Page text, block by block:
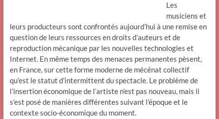
Les
musiciens et
leurs producteurs sont confrontés aujourd’hui à une remise en
question de leurs ressources en droits d’auteurs et de
reproduction mécanique par les nouvelles technologies et
Internet. En même temps des menaces permanentes pèsent,
en France, sur cette forme moderne de mécénat collectif
qu’est le statut d’intermittent du spectacle. Le problème de
l’insertion économique de l’artiste n’est pas nouveau, mais il
s’est posé de manières différentes suivant l’époque et le
contexte socio-économique du moment.